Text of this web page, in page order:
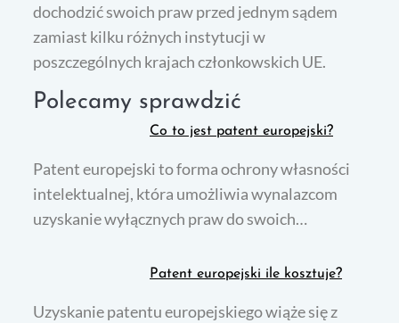
dochodzić swoich praw przed jednym sądem
zamiast kilku różnych instytucji w
poszczególnych krajach członkowskich UE.
Polecamy sprawdzić
Co to jest patent europejski?
Patent europejski to forma ochrony własności
intelektualnej, która umożliwia wynalazcom
uzyskanie wyłącznych praw do swoich…
Patent europejski ile kosztuje?
Uzyskanie patentu europejskiego wiąże się z